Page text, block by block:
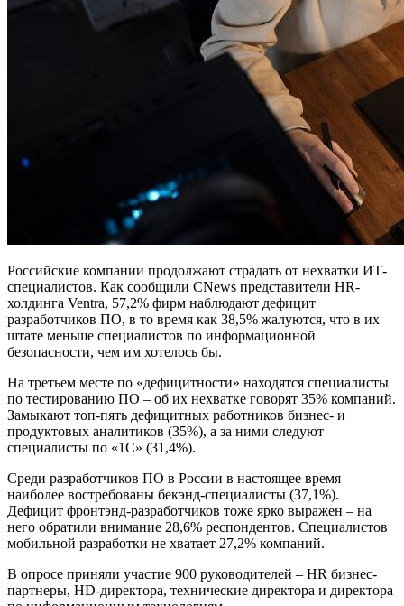
Российские компании продолжают страдать от нехватки ИТ-
специалистов. Как сообщили CNews представители HR-
холдинга Ventra, 57,2% фирм наблюдают дефицит
разработчиков ПО, в то время как 38,5% жалуются, что в их
штате меньше специалистов по информационной
безопасности, чем им хотелось бы.
На третьем месте по «дефицитности» находятся специалисты
по тестированию ПО – об их нехватке говорят 35% компаний.
Замыкают топ-пять дефицитных работников бизнес- и
продуктовых аналитиков (35%), а за ними следуют
специалисты по «1С» (31,4%).
Среди разработчиков ПО в России в настоящее время
наиболее востребованы бекэнд-специалисты (37,1%).
Дефицит фронтэнд-разработчиков тоже ярко выражен – на
него обратили внимание 28,6% респондентов. Специалистов
мобильной разработки не хватает 27,2% компаний.
В опросе приняли участие 900 руководителей – HR бизнес-
партнеры, HD-директора, технические директора и директора